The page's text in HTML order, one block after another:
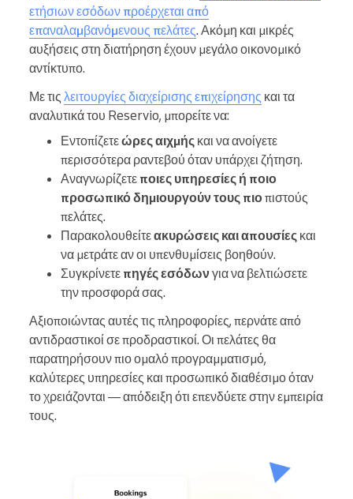
ετήσιων εσόδων προέρχεται από
επαναλαμβανόμενους πελάτες. Ακόμη και μικρές
αυξήσεις στη διατήρηση έχουν μεγάλο οικονομικό
αντίκτυπο.
Με τις λειτουργίες διαχείρισης επιχείρησης και τα
αναλυτικά του Reservio, μπορείτε να:
Εντοπίζετεώρες αιχμής και να ανοίγετε
περισσότερα ραντεβού όταν υπάρχει ζήτηση.
Αναγνωρίζετε ποιες υπηρεσίες ή ποιο
προσωπικό δημιουργούν τους πιοπιστούς
πελάτες.
Παρακολουθείτεακυρώσεις και απουσίες και
να μετράτε αν οι υπενθυμίσεις βοηθούν.
Συγκρίνετε πηγές εσόδωνγια να βελτιώσετε
την προσφορά σας.
Αξιοποιώντας αυτές τις πληροφορίες, περνάτε από
αντιδραστικοί σε προδραστικοί. Οι πελάτες θα
παρατηρήσουν πιο ομαλό προγραμματισμό,
καλύτερες υπηρεσίες και προσωπικό διαθέσιμο όταν
το χρειάζονται — απόδειξη ότι επενδύετε στην εμπειρία
τους.